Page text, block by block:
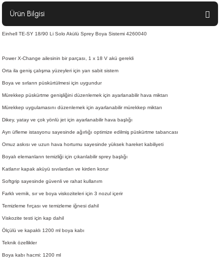
Ürün Bilgisi
Einhell TE-SY 18/90 Li Solo Akülü Sprey Boya Sistemi 4260040
Power X-Change ailesinin bir parçası, 1 x 18 V akü gerekli
Orta ila geniş çalışma yüzeyleri için yarı sabit sistem
Boya ve sırların püskürtülmesi için uygundur
Mürekkep püskürtme genişliğini düzenlemek için ayarlanabilir hava miktarı
Mürekkep uygulamasını düzenlemek için ayarlanabilir mürekkep miktarı
Dikey, yatay ve çok yönlü jet için ayarlanabilir hava başlığı
Ayrı üfleme istasyonu sayesinde ağırlığı optimize edilmiş püskürtme tabancası
Omuz askısı ve uzun hava hortumu sayesinde yüksek hareket kabiliyeti
Boyalı elemanların temizliği için çıkarılabilir sprey başlığı
Katlanır kapak aküyü sıvılardan ve kirden korur
Softgrip sayesinde güvenli ve rahat kullanım
Farklı vernik, sır ve boya viskoziteleri için 3 nozul içerir
Temizleme fırçası ve temizleme iğnesi dahil
Viskozite testi için kap dahil
Ölçülü ve kapaklı 1200 ml boya kabı
Teknik özellikler
Boya kabı hacmi: 1200 ml